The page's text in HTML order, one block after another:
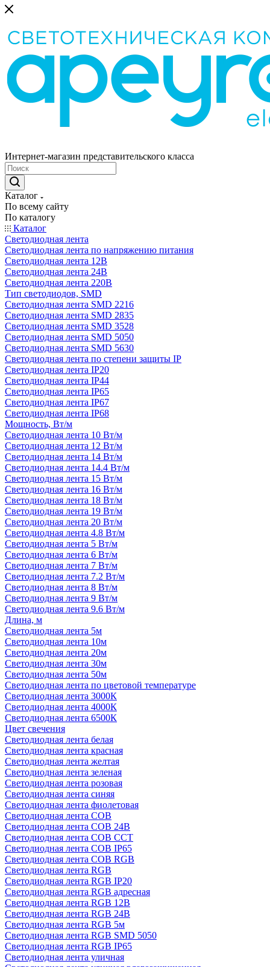
Интернет-магазин представительского класса
Каталог
По всему сайту
По каталогу
Каталог
Светодиодная лента
Светодиодная лента по напряжению питания
Светодиодная лента 12В
Светодиодная лента 24В
Светодиодная лента 220В
Тип светодиодов, SMD
Cветодиодная лента SMD 2216
Светодиодная лента SMD 2835
Светодиодная лента SMD 3528
Светодиодная лента SMD 5050
Светодиодная лента SMD 5630
Светодиодная лента по степени защиты IP
Светодиодная лента IP20
Светодиодная лента IP44
Светодиодная лента IP65
Светодиодная лента IP67
Светодиодная лента IP68
Мощность, Вт/м
Светодиодная лента 10 Вт/м
Светодиодная лента 12 Вт/м
Светодиодная лента 14 Вт/м
Светодиодная лента 14.4 Вт/м
Светодиодная лента 15 Вт/м
Светодиодная лента 16 Вт/м
Светодиодная лента 18 Вт/м
Светодиодная лента 19 Вт/м
Светодиодная лента 20 Вт/м
Светодиодная лента 4.8 Вт/м
Светодиодная лента 5 Вт/м
Светодиодная лента 6 Вт/м
Светодиодная лента 7 Вт/м
Светодиодная лента 7.2 Вт/м
Светодиодная лента 8 Вт/м
Светодиодная лента 9 Вт/м
Светодиодная лента 9.6 Вт/м
Длина, м
Светодиодная лента 5м
Светодиодная лента 10м
Светодиодная лента 20м
Светодиодная лента 30м
Светодиодная лента 50м
Светодиодная лента по цветовой температуре
Светодиодная лента 3000К
Светодиодная лента 4000К
Светодиодная лента 6500К
Цвет свечения
Светодиодная лента белая
Светодиодная лента красная
Светодиодная лента желтая
Светодиодная лента зеленая
Светодиодная лента розовая
Светодиодная лента синяя
Светодиодная лента фиолетовая
Светодиодная лента COB
Светодиодная лента COB 24В
Светодиодная лента COB CCT
Светодиодная лента COB IP65
Светодиодная лента COB RGB
Светодиодная лента RGB
Светодиодная лента RGB IP20
Светодиодная лента RGB адресная
Светодиодная лента RGB 12В
Светодиодная лента RGB 24В
Светодиодная лента RGB 5м
Светодиодная лента RGB SMD 5050
Светодиодная лента RGB IP65
Светодиодная лента уличная